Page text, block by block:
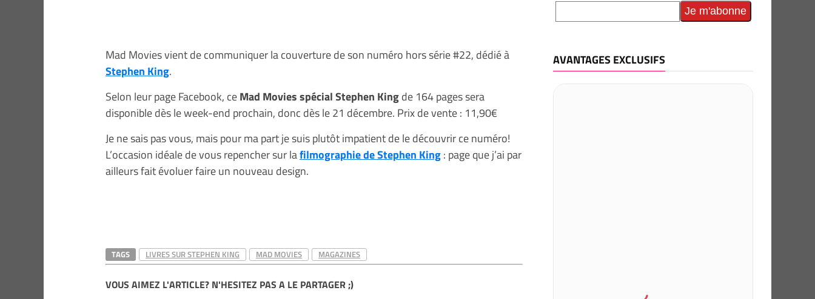
Mad Movies vient de communiquer la couverture de son numéro hors série #22, dédié à
Stephen King.
Selon leur page Facebook, ceMad Movies spécial Stephen Kingde 164 pages sera
disponible dès le week-end prochain, donc dès le 21 décembre. Prix de vente : 11,90€
Je ne sais pas vous, mais pour ma part je suis plutôt impatient de le découvrir ce numéro!
L’occasion idéale de vous repencher sur lafilmographie de Stephen King: page que j’ai par
ailleurs fait évoluer faire un nouveau design.
TAGS LIVRES SUR STEPHEN KING MAD MOVIES MAGAZINES
VOUS AIMEZ L'ARTICLE? N'HESITEZ PAS A LE PARTAGER ;)
AVANTAGES EXCLUSIFS